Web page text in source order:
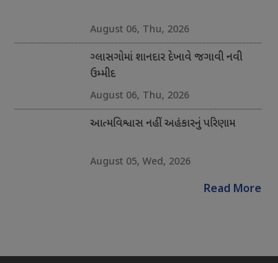
August 06, Thu, 2026
ગ્લાસગોમાં શાનદાર દેખાવે જગાવી નવી
ઉમ્મીદ
August 06, Thu, 2026
આત્મવિશ્વાસ નહીં અહંકારનું પરિણામ
August 05, Wed, 2026
Read More